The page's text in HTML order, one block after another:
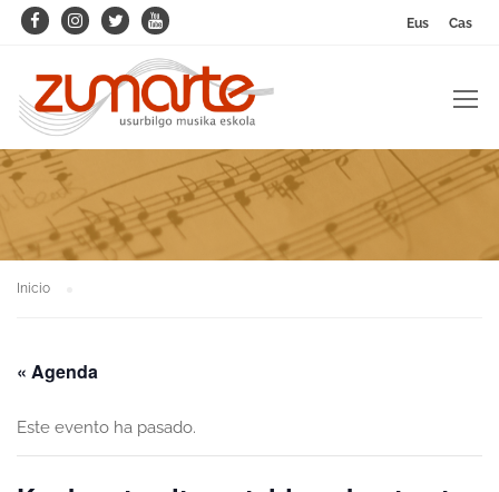
Eus Cas
Inicio
« Agenda
Este evento ha pasado.